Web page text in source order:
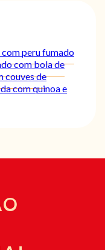
peru fumado
com bola de
couves de
com quinoa e